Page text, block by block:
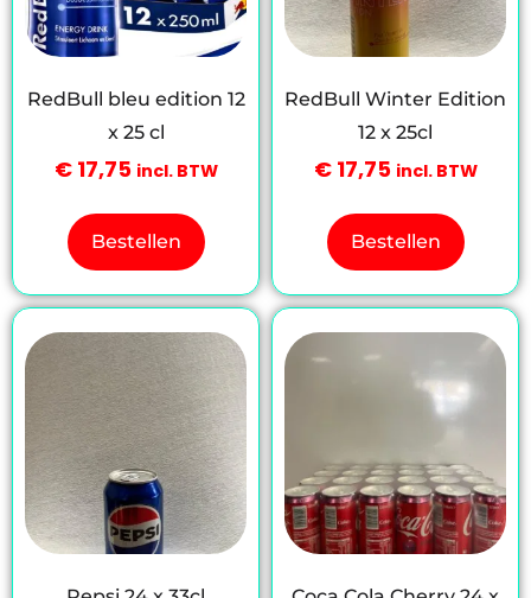
RedBull bleu edition 12
x 25 cl
€17,75 incl. BTW
Bestellen
RedBull Winter Edition
12 x 25cl
€17,75 incl. BTW
Bestellen